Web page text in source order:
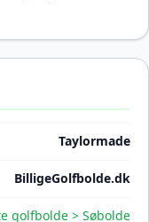
Taylormade
BilligeGolfbolde.dk
golfbolde > Søbolde